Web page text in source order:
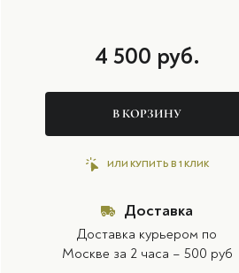
4 500 руб.
В КОРЗИНУ
ИЛИ КУПИТЬ В 1 КЛИК
Доставка
Доставка курьером по
Москве за 2 часа – 500 руб